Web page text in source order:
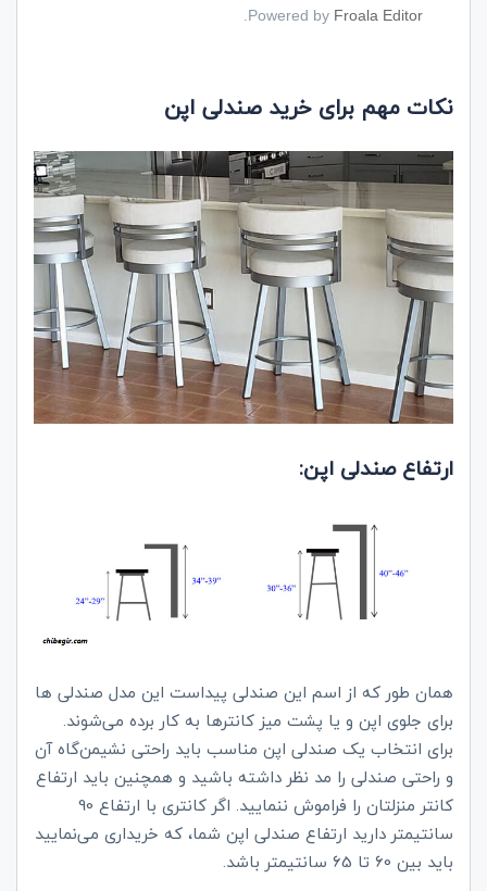
.Powered by Froala Editor
نکات مهم برای خرید صندلی اپن
ارتفاع صندلی اپن:
همان طور که از اسم این صندلی‌ پیداست این مدل صندلی‌ ها
برای جلوی اپن و یا پشت میز کانترها به کار برده می‌شوند.
برای انتخاب یک صندلی اپن مناسب باید راحتی نشیمن‌گاه آن
و راحتی صندلی را مد نظر داشته باشید و همچنین باید ارتفاع
کانتر منزلتان را فراموش ننمایید. اگر کانتری با ارتفاع 90
سانتیمتر دارید ارتفاع صندلی اپن شما، که خریداری می‌نمایید
باید بین 60 تا 65 سانتیمتر باشد.